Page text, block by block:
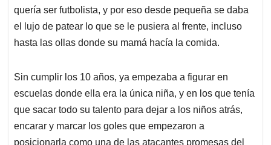
quería ser futbolista, y por eso desde pequeña se daba
el lujo de patear lo que se le pusiera al frente, incluso
hasta las ollas donde su mamá hacía la comida.
Sin cumplir los 10 años, ya empezaba a figurar en
escuelas donde ella era la única niña, y en los que tenía
que sacar todo su talento para dejar a los niños atrás,
encarar y marcar los goles que empezaron a
posicionarla como una de las atacantes promesas del